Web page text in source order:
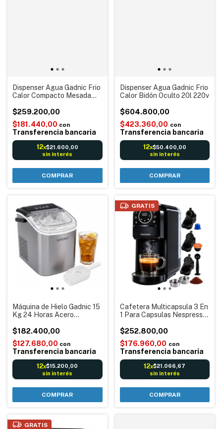
Dispenser Agua Gadnic Frio
Calor Compacto Mesada
$259.200,00
$181.440,00 con
Transferencia bancaria
12x$21.600,00
sin interés
Dispenser Agua Gadnic Frio
Calor Bidón Oculto 20l 220v
$604.800,00
$423.360,00 con
Transferencia bancaria
12x$50.400,00
sin interés
Máquina de Hielo Gadnic 15
Kg 24 Horas Acero
$182.400,00
$127.680,00 con
Transferencia bancaria
12x$15.200,00
sin interés
GRATIS
Cafetera Multicapsula 3 En
1 Para Capsulas Nespresso
$252.800,00
$176.960,00 con
Transferencia bancaria
12x$21.066,67
sin interés
GRATIS